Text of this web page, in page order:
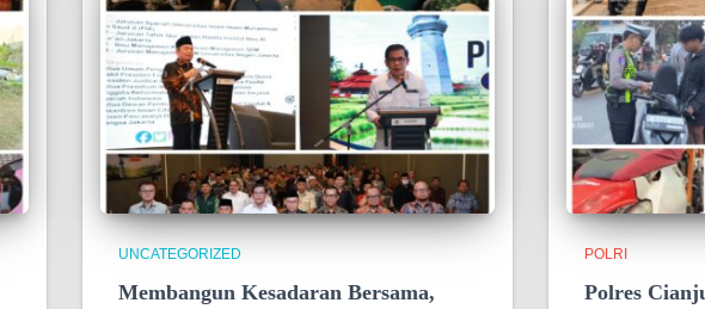
UNCATEGORIZED
Membangun Kesadaran Bersama,
POLRI
Polres